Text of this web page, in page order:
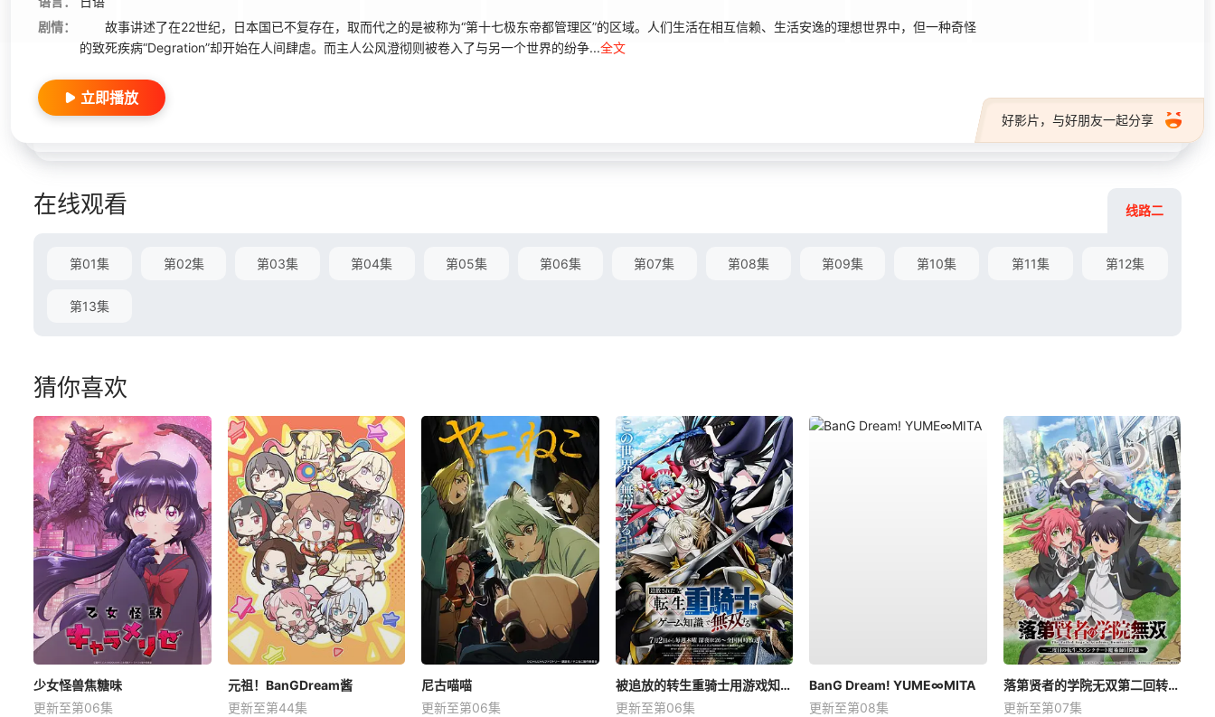
剧情：
故事讲述了在22世纪，日本国已不复存在，取而代之的是被称为“第十七极东帝都管理区”的区域。人们生活在相互信赖、生活安逸的理想世界中，但一种奇怪
的致死疾病“Degration”却开始在人间肆虐。而主人公风澄彻则被卷入了与另一个世界的纷争...全文
好影片，与好朋友一起分享
立即播放
在线观看 线路二
第01集 第02集 第03集 第04集 第05集 第06集 第07集 第08集 第09集 第10集 第11集 第12集
第13集
猜你喜欢
少女怪兽焦糖味
更新至第06集
元祖！BanGDream酱
更新至第44集
尼古喵喵
更新至第06集
被追放的转生重骑士用游戏知识开无双
更新至第06集
BanG Dream! YUME∞MITA
更新至第08集
落第贤者的学院无双第二回转生，S等级作弊魔术师冒险记
更新至第07集